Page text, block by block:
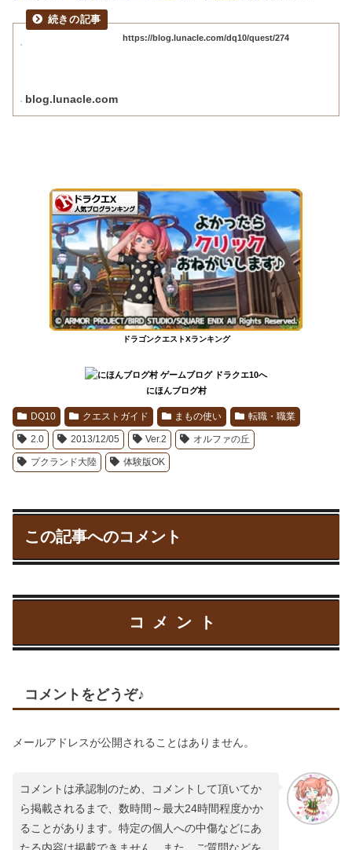
https://blog.lunacle.com/dq10/quest/274
blog.lunacle.com
ドラゴンクエストXランキング
にほんブログ村
DQ10 クエストガイド まもの使い 転職・職業
2.0 2013/12/05 Ver.2 オルファの丘
プクランド大陸 体験版OK
この記事へのコメント
コメント
コメントをどうぞ♪
メールアドレスが公開されることはありません。
コメントは承認制のため、コメントして頂いてか
ら掲載されるまで、数時間～最大24時間程度かか
ることがあります。特定の個人への中傷などにあ